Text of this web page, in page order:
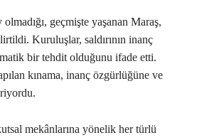
geçmişte yaşanan Maraş,
Kuruluşlar, saldırının inanç
bir tehdit olduğunu ifade etti.
kınama, inanç özgürlüğüne ve
mekânlarına yönelik her türlü